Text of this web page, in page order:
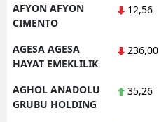
AFYON AFYON
CIMENTO
12,56
AGESA AGESA
HAYAT EMEKLILIK
236,00
AGHOL ANADOLU
GRUBU HOLDING
35,26